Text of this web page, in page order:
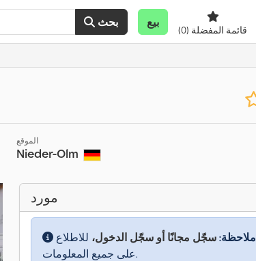
بحث بيع
قائمة المفضلة (0)
الموقع
Nieder-Olm
مورد
ملاحظة: سجّل مجانًا أو سجّل الدخول، للاطلاع
على جميع المعلومات.